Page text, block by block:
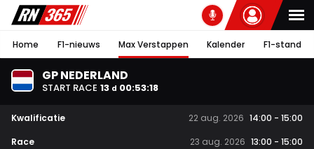
Home F1-nieuws Max Verstappen Kalender F1-stand
GP NEDERLAND
START RACE 13 d 00:53:17
Kwalificatie 22 aug. 2026 14:00 - 15:00
Race
23 aug. 2026 13:00 - 15:00